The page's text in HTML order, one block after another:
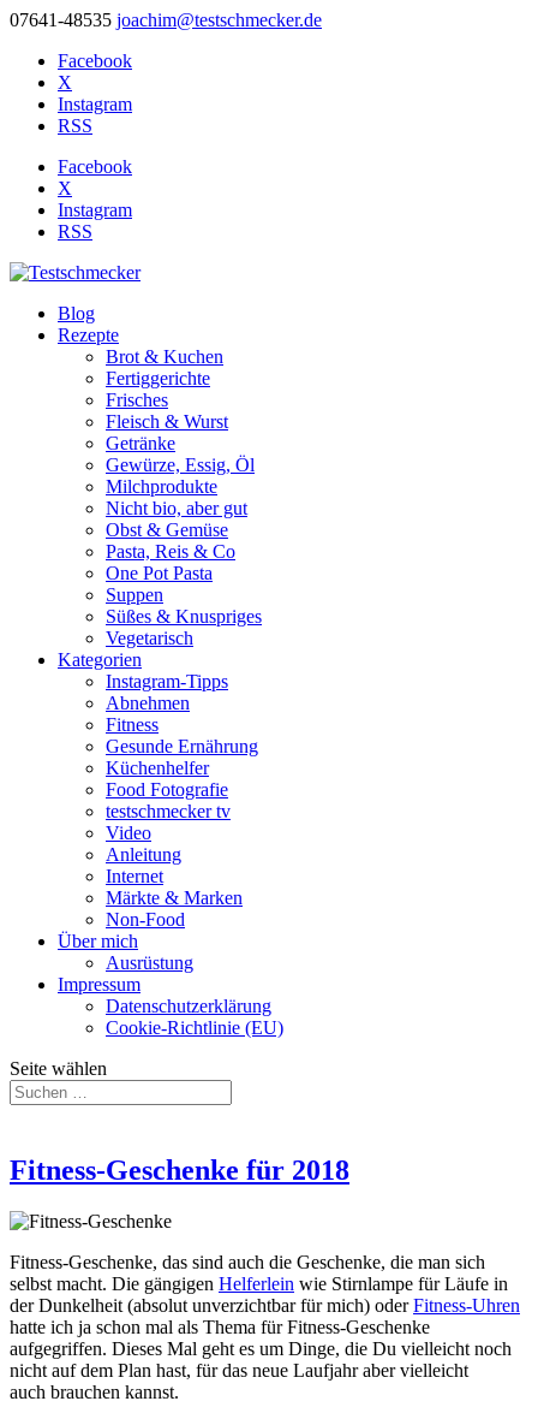
07641-48535 joachim@testschmecker.de
Facebook
X
Instagram
RSS
Facebook
X
Instagram
RSS
Blog
Rezepte
Brot & Kuchen
Fertiggerichte
Frisches
Fleisch & Wurst
Getränke
Gewürze, Essig, Öl
Milchprodukte
Nicht bio, aber gut
Obst & Gemüse
Pasta, Reis & Co
One Pot Pasta
Suppen
Süßes & Knuspriges
Vegetarisch
Kategorien
Instagram-Tipps
Abnehmen
Fitness
Gesunde Ernährung
Küchenhelfer
Food Fotografie
testschmecker tv
Video
Anleitung
Internet
Märkte & Marken
Non-Food
Über mich
Ausrüstung
Impressum
Datenschutzerklärung
Cookie-Richtlinie (EU)
Seite wählen
Fitness-Geschenke für 2018
Fitness-Geschenke, das sind auch die Geschenke, die man sich
selbst macht. Die gängigen Helferlein wie Stirnlampe für Läufe in
der Dunkelheit (absolut unverzichtbar für mich) oderFitness-Uhren
hatte ich ja schon mal als Thema für Fitness-Geschenke
aufgegriffen. Dieses Mal geht es um Dinge, die Du vielleicht noch
nicht auf dem Plan hast, für das neue Laufjahr aber vielleicht
auch brauchen kannst.